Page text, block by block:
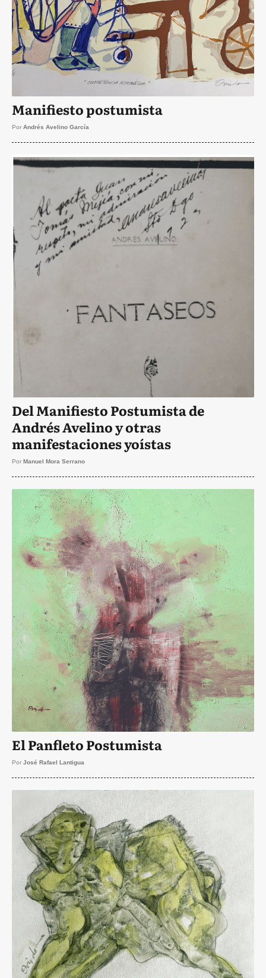
Manifiesto postumista
Por Andrés Avelino García
Del Manifiesto Postumista de
Andrés Avelino y otras
manifestaciones yoístas
Por Manuel Mora Serrano
El Panfleto Postumista
Por José Rafael Lantigua